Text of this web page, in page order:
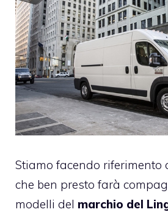
Stiamo facendo riferimento
che ben presto farà
modelli del marchio del